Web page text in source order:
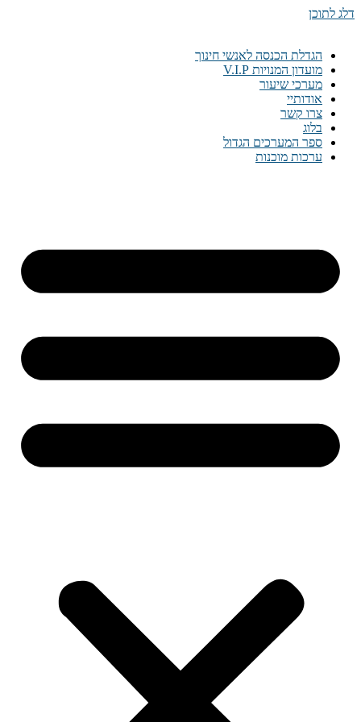
דלג לתוכן
הגדלת הכנסה לאנשי חינוך
מועדון המנויות V.I.P
מערכי שיעור
אודותיי
צרו קשר
בלוג
ספר המערכים הגדול
ערכות מוכנות